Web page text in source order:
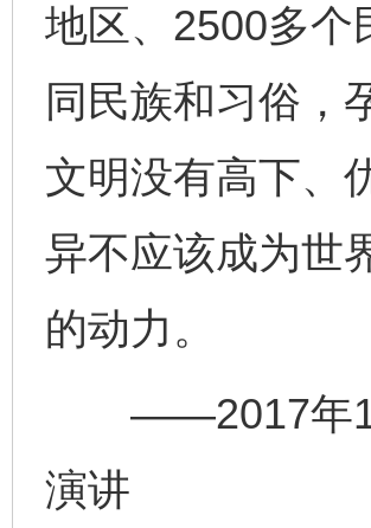
地区、2500多个
同民族和习俗，
文明没有高下、
异不应该成为世
的动力。
——2017年1月
演讲